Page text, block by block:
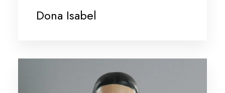
Dona Isabel